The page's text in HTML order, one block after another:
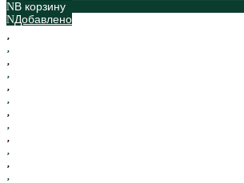
В корзину
Добавлено